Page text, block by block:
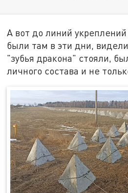
А вот до линий
были там в эти дни,
"зубья дракона" стояли,
личного состава и не